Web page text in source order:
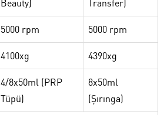
Beauty)
Transfer)
5000 rpm 5000 rpm
4100xg 4390xg
4/8x50ml (PRP
Tüpü)
8x50ml
(Şırınga)